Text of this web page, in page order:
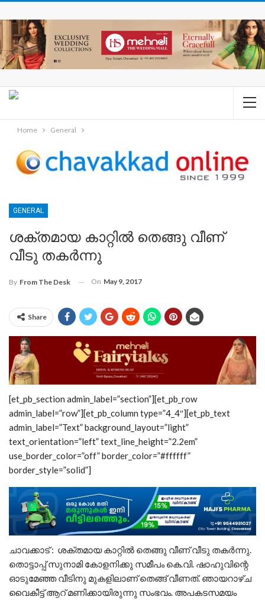
Home General
GENERAL
ശക്തമായ കാറ്റില്‍ തെങ്ങു വീണ്
വീടു തകര്‍ന്നു
By From The Desk On May 9, 2017
Share
[et_pb_section admin_label=”section”][et_pb_row
admin_label=”row”][et_pb_column type=”4_4″][et_pb_text
admin_label=”Text” background_layout=”light”
text_orientation=”left” text_line_height=”2.2em”
use_border_color=”off” border_color=”#ffffff”
border_style=”solid”]
ചാവക്കാട് : ശക്തമായ കാറ്റില്‍ തെങ്ങു വീണ് വീടു തകര്‍ന്നു.
തൊട്ടാപ്പ് സുനാമി കോളനിക്കു സമീപം കെ.വി. ഷാഹുവിന്റെ
ഓടുമേഞ്ഞ വീടിനു മുകളിലാണ് തെങ്ങ് വീണത്. ഞായറാഴ്ച
വൈകീട്ട് ആറ് മണിക്കായിരുന്നു സംഭവം. അപകടസമയം